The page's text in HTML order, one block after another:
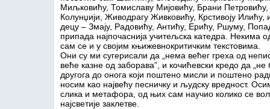
Миљковићу, Томиславу Мијовићу, Брани Петровићу,
Колунџији, Живодрагу Живковићу, Крстивоју Илићу,
децу – Змају, Радовићу, Антићу, Ерићу, Ршуму,
припада најпочаснија учитељска катедра. Некима
сам се и у својим књижевнокритичким текстовима.
Они су ми сугерисали да „нема већег греха од
веће казне од заборава”, и кочићевски кредо да
другога до онога који поштено мисли и поштено
носим као највећу песничку и људску вредност.
слика и метафора, од њих сам научио колико се
најсветије заклетве.